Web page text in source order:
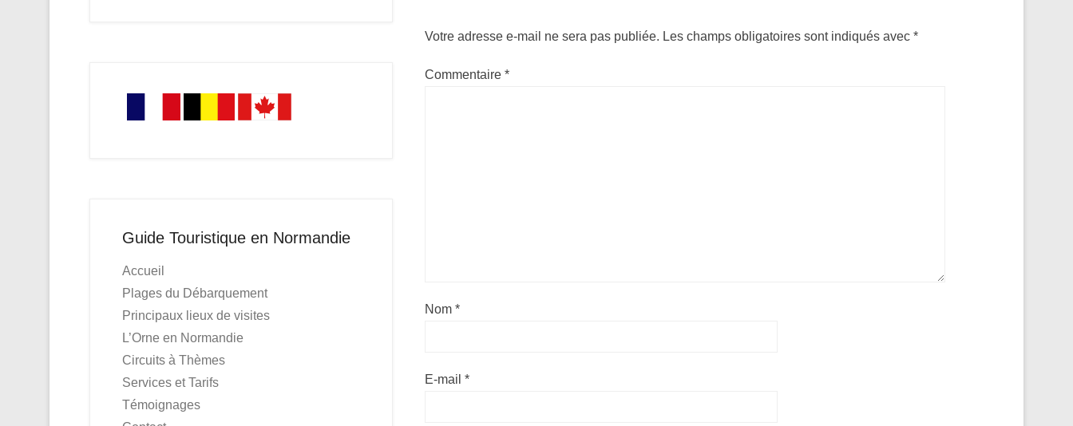
Votre adresse e-mail ne sera pas publiée. Les champs obligatoires sont indiqués avec *
Commentaire *
Nom *
E-mail *
Guide Touristique en Normandie
Accueil
Plages du Débarquement
Principaux lieux de visites
L’Orne en Normandie
Circuits à Thèmes
Services et Tarifs
Témoignages